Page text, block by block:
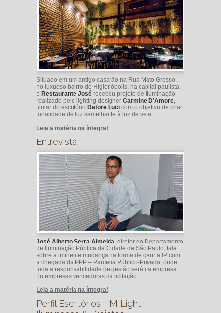
Situado em um antigo casarão na Rua Mato Grosso,
no luxuoso bairro de Higienópolis, na capital paulista,
o Restaurante José recebeu projeto de iluminação
realizado pelo lighting designer Carmine D’Amore,
titular do escritório Datore Luci com o objetivo de criar
tonalidade de luz semelhante à luz de vela.
Leia a matéria na íntegra!
Entrevista
José Alberto Serra Almeida, diretor do Departamento
de Iluminação Pública da Cidade de São Paulo, fala
sobre a iminente mudança na forma de gerir a IP com
a chegada da PPP – Parceria Público-Privada, onde
toda a responsabilidade de gestão será da empresa
ou empresas vencedoras da licitação.
Leia a matéria na íntegra!
Perfil Escritórios - M Light